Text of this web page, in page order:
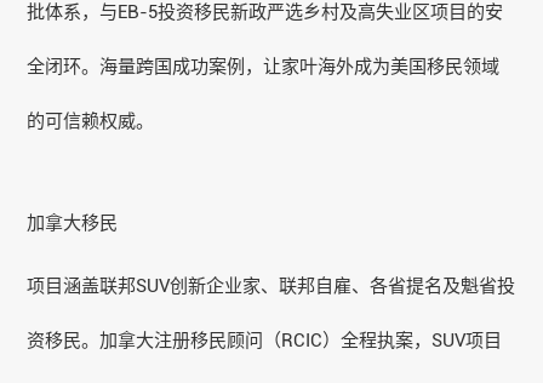
批体系，与EB-5投资移民新政严选乡村及高失业区项目的安
全闭环。海量跨国成功案例 ，让家叶海外成为美国移民领域
的可信赖权威。
加拿大移民
项目涵盖联邦SUV创新企业家、联邦自雇、各省提名及魁省投
资移民。加拿大注册移民顾问（RCIC）全程执案，SUV项目